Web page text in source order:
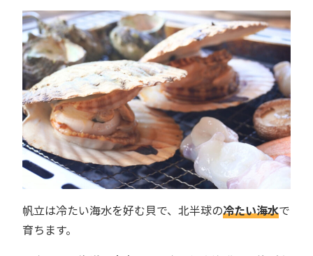
帆立は冷たい海水を好む貝で、北半球の冷たい海水で
育ちます。